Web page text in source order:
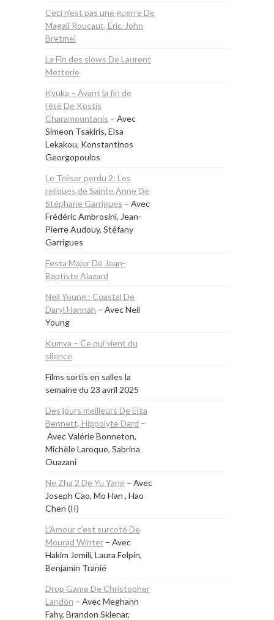
Ceci n’est pas une guerre De
Magali Roucaut, Eric-John
Bretmel
La Fin des slows De Laurent
Metterie
Kyuka – Avant la fin de
l’été De Kostis
Charamountanis – Avec
Simeon Tsakiris, Elsa
Lekakou, Konstantinos
Georgopoulos
Le Trésor perdu 2: Les
reliques de Sainte Anne De
Stéphane Garrigues – Avec
Frédéric Ambrosini, Jean-
Pierre Audouy, Stéfany
Garrigues
Festa Major De Jean-
Baptiste Alazard
Neil Young : Coastal De
Daryl Hannah – Avec Neil
Young
Kumva – Ce qui vient du
silence
Films sortis en salles la
semaine du 23 avril 2025
Des jours meilleurs De Elsa
Bennett, Hippolyte Dard –
Avec Valérie Bonneton,
Michèle Laroque, Sabrina
Ouazani
Ne Zha 2 De Yu Yang – Avec
Joseph Cao, Mo Han , Hao
Chen (II)
L’Amour c’est surcoté De
Mourad Winter – Avec
Hakim Jemili, Laura Felpin,
Benjamin Tranié
Drop Game De Christopher
Landon – Avec Meghann
Fahy, Brandon Sklenar,